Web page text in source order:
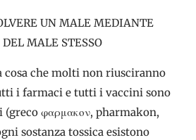
UN MALE MEDIANTE
MALE STESSO
cosa che molti non riusciranno
i farmaci e tutti i vaccini sono
φαρμακον, pharmakon,
sostanza tossica esistono